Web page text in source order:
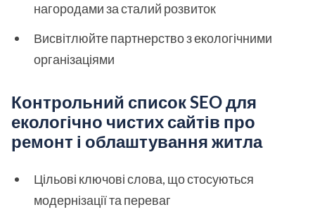
нагородами за сталий розвиток
Висвітлюйте партнерство з екологічними
організаціями
Контрольний список SEO для
екологічно чистих сайтів про
ремонт і облаштування житла
Цільові ключові слова, що стосуються
модернізації та переваг